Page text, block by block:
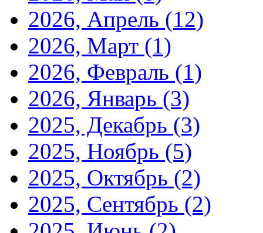
2026, Апрель (12)
2026, Март (1)
2026, Февраль (1)
2026, Январь (3)
2025, Декабрь (3)
2025, Ноябрь (5)
2025, Октябрь (2)
2025, Сентябрь (2)